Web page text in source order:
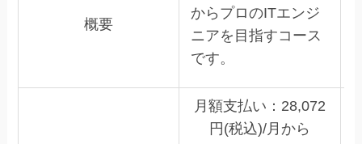
概要
からプロのITエンジ
ニアを目指すコース
です。
月額支払い：28,072
円(税込)/月から